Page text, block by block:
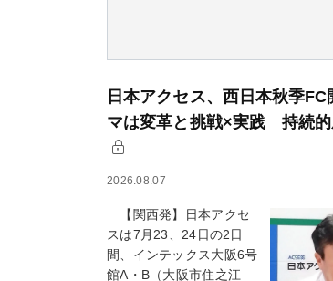
日本アクセス、西日本秋季
マは変革と挑戦×実践 持続
2026.08.07
【関西発】日本アクセ
スは7月23、24日の2日
間、インテックス大阪6号
館A・B（大阪市住之江